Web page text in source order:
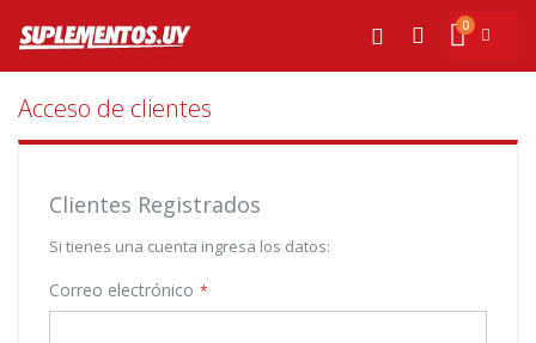
al
contenido
Mi cesta
0
Buscar
Acceso de clientes
Clientes Registrados
Si tienes una cuenta ingresa los datos:
Correo electrónico